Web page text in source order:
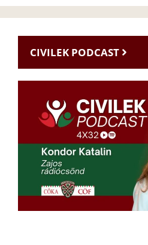
CIVILEK PODCAST